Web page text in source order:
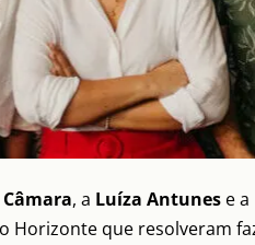
, a Luíza Antunes e a
Horizonte que resolveram